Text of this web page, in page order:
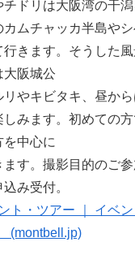
チドリは大阪湾の干潟
ムチャッカ半島やシ
行きます。そうした
大阪城公
リやキビタキ、昼から
しみます。初めての
を中心に
ます。撮影目的のご
み受付。
ト・ツアー ｜ イベ
(montbell.jp)